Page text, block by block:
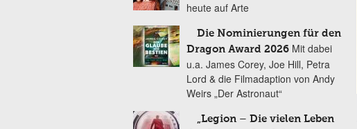
heute auf Arte
Die Nominierungen für den
Dragon Award 2026 Mit dabei
u.a. James Corey, Joe Hill, Petra
Lord & die Filmadaption von Andy
Weirs „Der Astronaut“
„Legion – Die vielen Leben